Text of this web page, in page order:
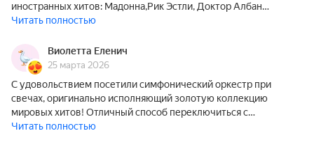
иностранных хитов: Мадонна,Рик Эстли, Доктор Албан…
Читать полностью
Виолетта Еленич
25 марта 2026
С удовольствием посетили симфонический оркестр при
свечах, оригинально исполняющий золотую коллекцию
мировых хитов! Отличный способ переключиться с…
Читать полностью